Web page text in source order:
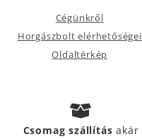
Cégünkről
Horgászbolt elérhetőségei
Oldaltérkép
Csomag szállításakár